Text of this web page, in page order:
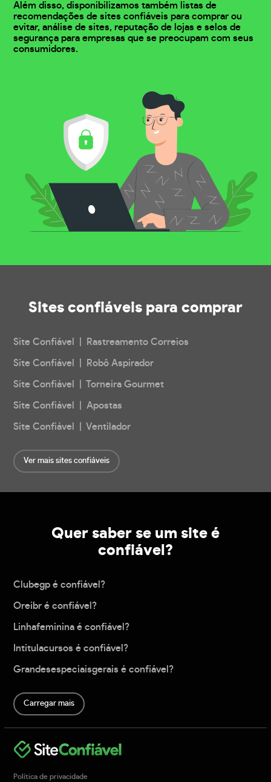
Além disso, disponibilizamos também listas de
recomendações de sites confiáveis para comprar ou
evitar, análise de sites, reputação de lojas e selos de
segurança para empresas que se preocupam com seus
consumidores.
Sites confiáveis para comprar
Site Confiável | Rastreamento Correios
Site Confiável | Robô Aspirador
Site Confiável | Torneira Gourmet
Site Confiável | Apostas
Site Confiável | Ventilador
Ver mais sites confiáveis
Quer saber se um site é
confiável?
Clubegp é confiável?
Oreibr é confiável?
Linhafeminina é confiável?
Intitulacursos é confiável?
Grandesespeciaisgerais é confiável?
Carregar mais
Política de privacidade